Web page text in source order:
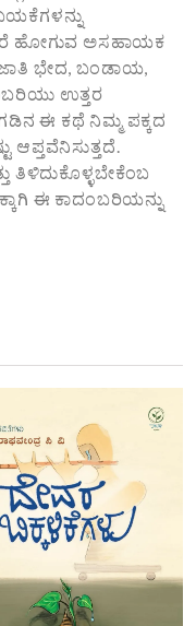
ಮೊರೆ ಹೋಗುವ ಅಸಹಾಯಕ
ಭೇದ, ಬಂಡಾಯ,
ಉತ್ತರ
ಈ ಕಥೆ ನಿಮ್ಮ ಪಕ್ಕದ
ತಿಳಿದುಕೊಳ್ಳಬೇಕೆಂಬ
ಈ ಕಾದಂಬರಿಯನ್ನು